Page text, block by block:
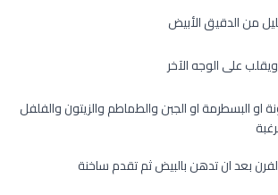
من الدقيق الأبيض
على الوجه الآخر
او البسطرمة او الجبن والطماطم والزيتون والفلفل
بعد ان تدهن بالبيض ثم تقدم ساخنة